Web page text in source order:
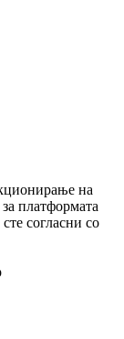
на
платформата
согласни со